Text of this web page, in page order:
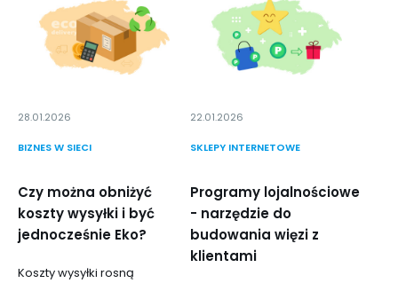
28.01.2026
BIZNES W SIECI
Czy można obniżyć
koszty wysyłki i być
jednocześnie Eko?
Koszty wysyłki rosną
22.01.2026
SKLEPY INTERNETOWE
Programy lojalnościowe
- narzędzie do
budowania więzi z
klientami